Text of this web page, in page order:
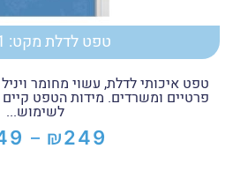
טפט לדלת מקט: D2021
טפט איכותי לדלת, עשוי מחומר
לשימוש...
₪249
–טווח